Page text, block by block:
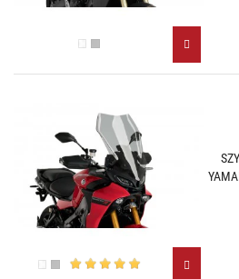
Przezroczysty (W)
Lekko przyciemniany (H)
Przezroczysty (W)
Lekko przyciemniany (H)